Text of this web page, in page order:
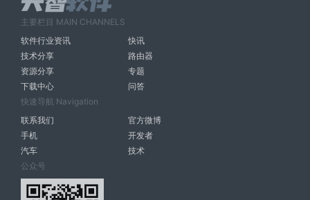
主要栏目 MAIN CHANNELS
软件行业资讯
快讯
技术分享
路由器
资源分享
专题
下载中心
问答
快速导航 Navigation
联系我们
官方微博
手机
开发者
汽车
技术
公众号